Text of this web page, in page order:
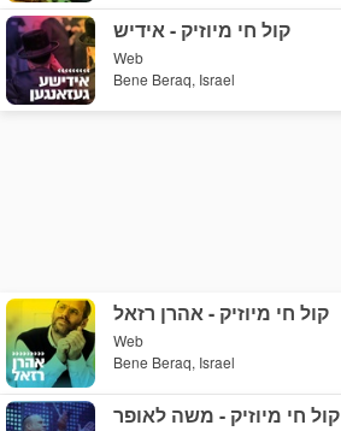
קול חי מיוזיק - אידיש
Web
Bene Beraq, Israel
קול חי מיוזיק - אהרן רזאל
Web
Bene Beraq, Israel
קול חי מיוזיק - משה לאופר